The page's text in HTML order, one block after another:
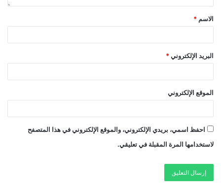
الاسم *
البريد الإلكتروني *
الموقع الإلكتروني
احفظ اسمي، بريدي الإلكتروني، والموقع الإلكتروني في هذا المتصفح
لاستخدامها المرة المقبلة في تعليقي.